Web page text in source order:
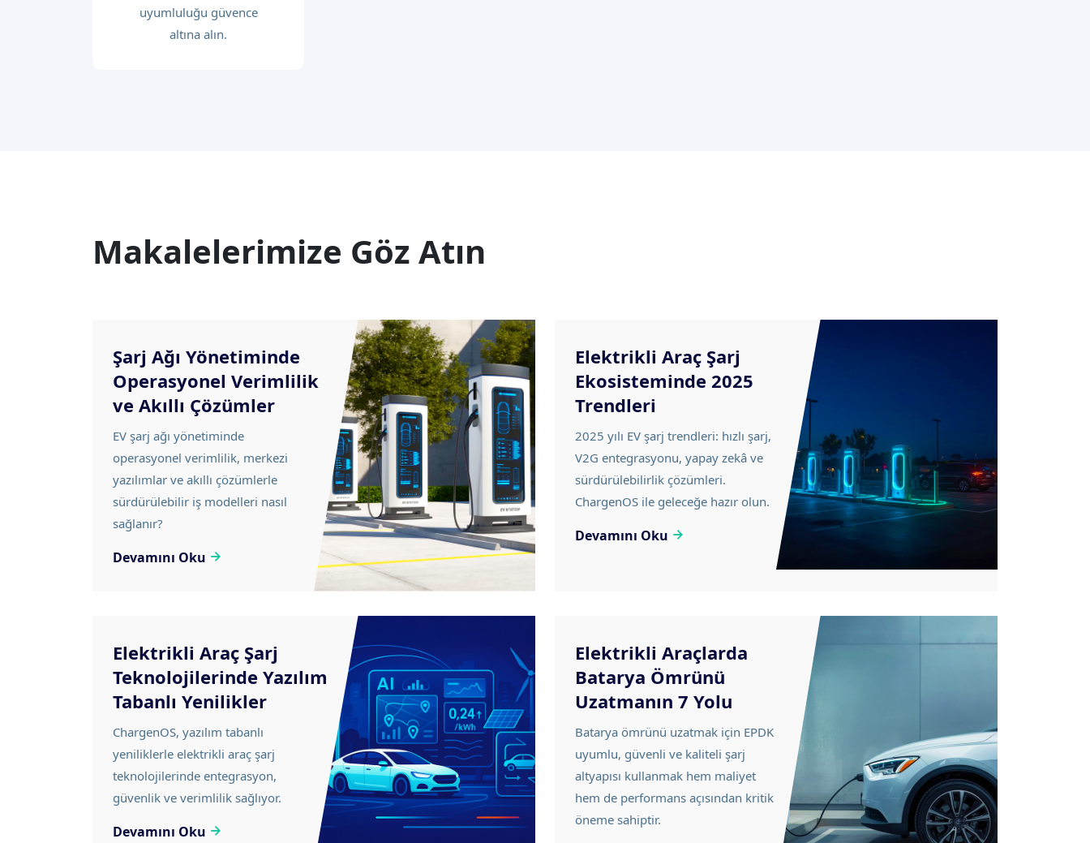
uyumluluğu güvence
altına alın.
Makalelerimize Göz Atın
Şarj Ağı Yönetiminde
Operasyonel Verimlilik
ve Akıllı Çözümler
EV şarj ağı yönetiminde
operasyonel verimlilik, merkezi
yazılımlar ve akıllı çözümlerle
sürdürülebilir iş modelleri nasıl
sağlanır?
Devamını Oku
Elektrikli Araç Şarj
Ekosisteminde 2025
Trendleri
2025 yılı EV şarj trendleri: hızlı şarj,
V2G entegrasyonu, yapay zekâ ve
sürdürülebilirlik çözümleri.
ChargenOS ile geleceğe hazır olun.
Devamını Oku
Elektrikli Araç Şarj
Teknolojilerinde Yazılım
Tabanlı Yenilikler
ChargenOS, yazılım tabanlı
yeniliklerle elektrikli araç şarj
teknolojilerinde entegrasyon,
güvenlik ve verimlilik sağlıyor.
Devamını Oku
Elektrikli Araçlarda
Batarya Ömrünü
Uzatmanın 7 Yolu
Batarya ömrünü uzatmak için EPDK
uyumlu, güvenli ve kaliteli şarj
altyapısı kullanmak hem maliyet
hem de performans açısından kritik
öneme sahiptir.